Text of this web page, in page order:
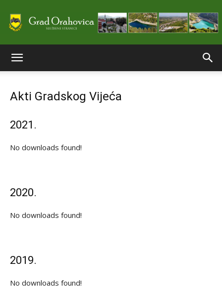
stranice
Akti Gradskog Vijeća
2021.
No downloads found!
2020.
No downloads found!
2019.
No downloads found!